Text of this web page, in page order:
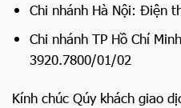
Chi nhánh Hà Nội: Điện
Chi nhánh TP Hồ Chí
3920.7800/01/02
Kính chúc Qúy khách giao